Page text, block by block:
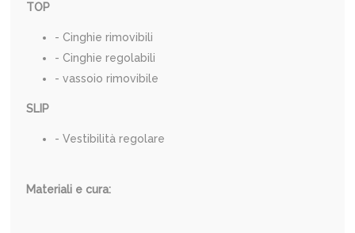
TOP
- Cinghie rimovibili
- Cinghie regolabili
- vassoio rimovibile
SLIP
- Vestibilità regolare
Materiali e cura: